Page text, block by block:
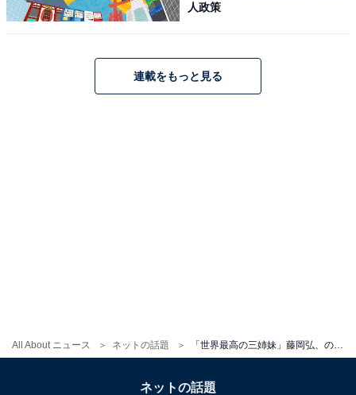
All About ニュース ネットの話題
人政策
連載をもっと見る
ネットの話題